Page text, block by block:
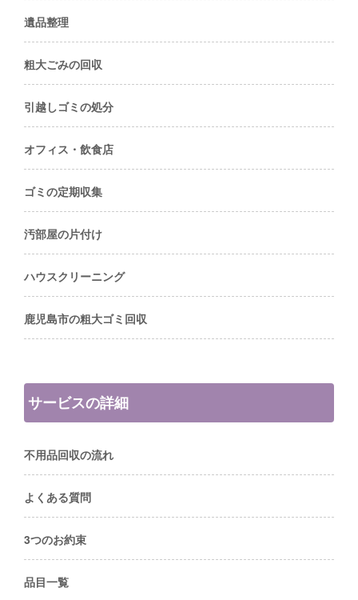
遺品整理
粗大ごみの回収
引越しゴミの処分
オフィス・飲食店
ゴミの定期収集
汚部屋の片付け
ハウスクリーニング
鹿児島市の粗大ゴミ回収
サービスの詳細
不用品回収の流れ
よくある質問
3つのお約束
品目一覧